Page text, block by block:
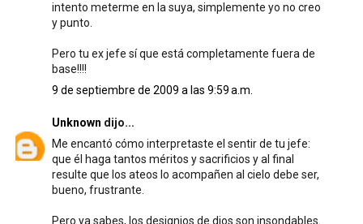
intento meterme en la suya, simplemente yo no creo
y punto.
Pero tu ex jefe sí que está completamente fuera de
base!!!!
9 de septiembre de 2009 a las 9:59 a.m.
Unknown dijo...
Me encantó cómo interpretaste el sentir de tu jefe:
que él haga tantos méritos y sacrificios y al final
resulte que los ateos lo acompañen al cielo debe ser,
bueno, frustrante.
Pero ya sabes, los designios de dios son insondables.